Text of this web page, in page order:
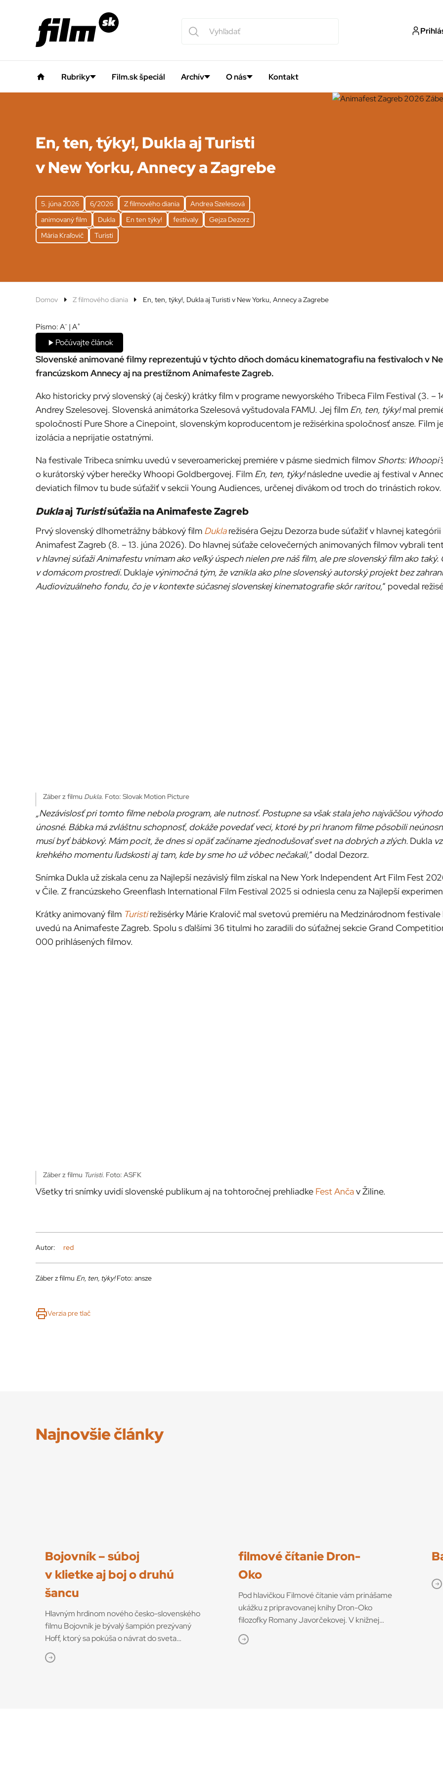
Rubriky Film.sk špeciál Archív O nás Kontakt
En, ten, týky!, Dukla aj Turisti
v New Yorku, Annecy a Zagrebe
5. júna 2026 6/2026 Z filmového diania
Andrea Szelesová
animovaný film
Dukla En ten týky! festivaly
Gejza Dezorz
Mária Kraľovič
Turisti
Domov Z filmového diania En, ten, týky!, Dukla aj Turisti v New Yorku, Annecy a Zagrebe
Písmo: A- | A+
Počúvajte článok
Slovenské animované filmy reprezentujú v týchto dňoch domácu kinematografiu na festivaloch v
francúzskom Annecy aj na prestížnom Animafeste Zagreb.
Ako historicky prvý slovenský (aj český) krátky film v programe newyorského Tribeca Film Festival (3. –
Andrey Szelesovej. Slovenská animátorka Szelesová vyštudovala FAMU. Jej film En, ten, týky!mal
spoločností Pure Shore a Cinepoint, slovenským koproducentom je režisérkina spoločnosť ansze. Film
izolácia a neprijatie ostatnými.
Na festivale Tribeca snímku uvedú v severoamerickej premiére v pásme siedmich filmov Shorts:
o kurátorský výber herečky Whoopi Goldbergovej. Film En, ten, týky!následne uvedie aj festival v
deviatich filmov tu bude súťažiť v sekcii Young Audiences, určenej divákom od troch do trinástich rokov.
Duklaaj Turistisúťažia na Animafeste Zagreb
Prvý slovenský dlhometrážny bábkový film Duklarežiséra Gejzu Dezorza bude súťažiť v hlavnej
Animafest Zagreb (8. – 13. júna 2026). Do hlavnej súťaže celovečerných animovaných filmov vybrali
v hlavnej súťaži Animafestu vnímam ako veľký úspech nielen pre náš film, ale pre slovenský film ako
v domácom prostredí. Duklaje výnimočná tým, že vznikla ako plne slovenský autorský projekt bez
Audiovizuálneho fondu, čo je v kontexte súčasnej slovenskej kinematografie skôr raritou,“ povedal
Záber z filmu Dukla. Foto: Slovak Motion Picture
„Nezávislosťpri tomto filme nebola program, ale nutnosť. Postupne sa však stala jeho najväčšou
únosné. Bábka má zvláštnu schopnosť, dokáže povedať veci, ktoré by pri hranom filme pôsobili
musí byť bábkový. Mám pocit, že dnes si opäť začíname zjednodušovať svet na dobrých a zlých. Dukla
krehkého momentu ľudskosti aj tam, kde by sme ho už vôbec nečakali,“ dodal Dezorz.
Snímka Dukla už získala cenu za Najlepší nezávislý film získal na New York Independent Art Film Fest
v Čile. Z francúzskeho Greenflash International Film Festival 2025 si odniesla cenu za Najlepší
Krátky animovaný film Turistirežisérky Márie Kralovič mal svetovú premiéru na Medzinárodnom
uvedú na Animafeste Zagreb. Spolu s ďalšími 36 titulmi ho zaradili do súťažnej sekcie Grand
000 prihlásených filmov.
Záber z filmu Turisti. Foto: ASFK
Všetky tri snímky uvidí slovenské publikum aj na tohtoročnej prehliadke Fest Ančav Žiline.
Autor: red
Záber z filmu En, ten, týky!Foto: ansze
Verzia pre tlač
Najnovšie články
Bojovník – súboj
v klietke aj boj o druhú
šancu
Hlavným hrdinom nového česko-slovenského
filmu Bojovník je bývalý šampión prezývaný
Hoff, ktorý sa pokúša o návrat do sveta
bojových športov. V snímke režisérov Vojtěcha
Friča a Tomáša Dianišku ho stvárňuje Milan
filmové čítanie Dron-
Oko
Pod hlavičkou Filmové čítanie vám prinášame
ukážku z pripravovanej knihy Dron-Oko
filozofky Romany Javorčekovej. V knižnej
edícii časopisu Kino-Ikon Cinestézia ju onedlho
vydá Slovenský filmový ústav. V knihe sa